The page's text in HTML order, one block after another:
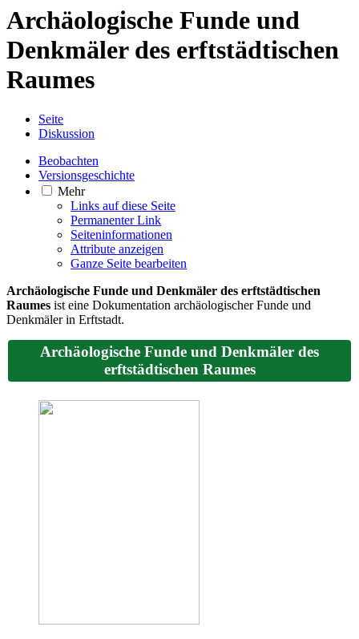
Archäologische Funde und
Denkmäler des erftstädtischen
Raumes
Seite
Diskussion
Beobachten
Versionsgeschichte
Mehr
Links auf diese Seite
Permanenter Link
Seiten­­informationen
Attribute anzeigen
Ganze Seite bearbeiten
Archäologische Funde und Denkmäler des erftstädtischen
Raumes ist eine Dokumentation archäologischer Funde und
Denkmäler in Erftstadt.
Archäologische Funde und Denkmäler des
erftstädtischen Raumes